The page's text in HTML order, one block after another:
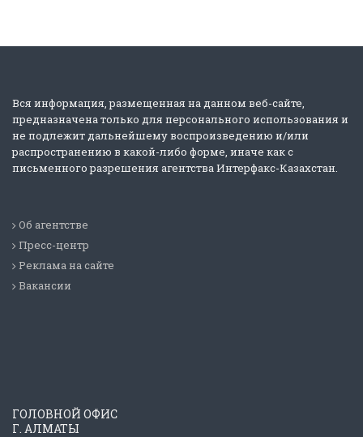
Вся информация, размещенная на данном веб-сайте,
предназначена только для персонального использования и
не подлежит дальнейшему воспроизведению и/или
распространению в какой-либо форме, иначе как с
письменного разрешения агентства Интерфакс-Казахстан.
Об агентстве
Пресс-центр
Реклама на сайте
Вакансии
ГОЛОВНОЙ ОФИС
Г. АЛМАТЫ